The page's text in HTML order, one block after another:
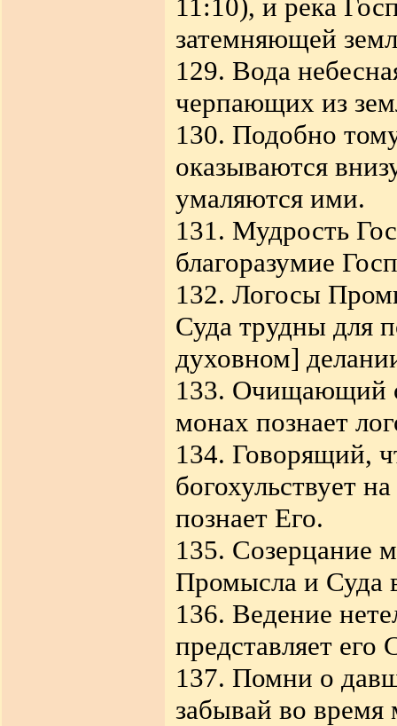
11:10), и река
затемняющей
129. Вода
черпающих из
130. Подобно
оказываются
умаляются ими.
131. Мудрость
благоразумие
132. Логосы
Суда трудны для
духовном]
133. Очищающий
монах познает
134. Говорящий,
богохульствует
познает Его.
135. Созерцание
Промысла и Суда
136. Ведение
представляет его
137. Помни о
забывай во